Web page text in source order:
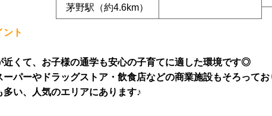
茅野駅（約4.6km）
ント
くて、 お子様の通学も安心の子育てに適した環境です◎
ーパーやドラッグストア・飲食店などの商業施設もそろって
多い、人気のエリアにあります♪